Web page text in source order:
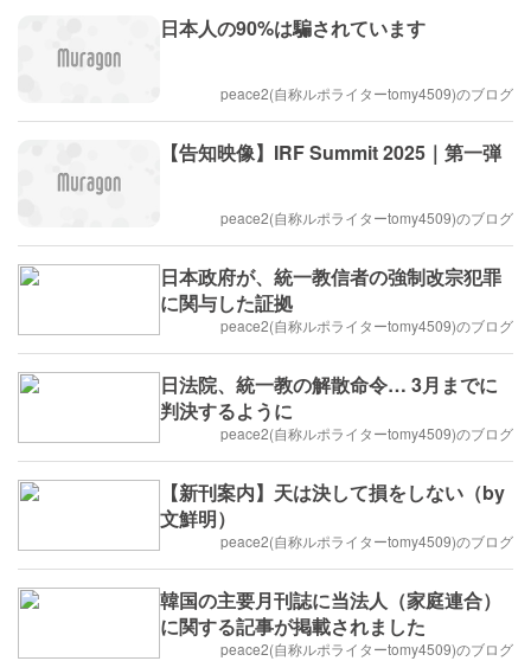
日本人の90%は騙されています
peace2(自称ルポライターtomy4509)のブログ
【告知映像】IRF Summit 2025｜第一弾
peace2(自称ルポライターtomy4509)のブログ
日本政府が、統一教信者の強制改宗犯罪
に関与した証拠
peace2(自称ルポライターtomy4509)のブログ
日法院、統一教の解散命令… 3月までに
判決するように
peace2(自称ルポライターtomy4509)のブログ
【新刊案内】天は決して損をしない（by
文鮮明）
peace2(自称ルポライターtomy4509)のブログ
韓国の主要月刊誌に当法人（家庭連合）
に関する記事が掲載されました
peace2(自称ルポライターtomy4509)のブログ